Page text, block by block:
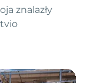
znalazły